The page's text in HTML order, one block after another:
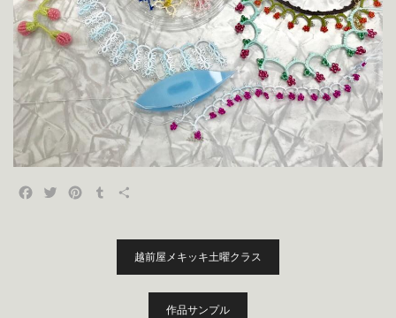
Facebook
TwitterPinterest
Tumblr
越前屋メキッキ土曜クラス
作品サンプル